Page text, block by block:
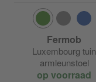
Fermob
Luxembourg tuin
armleunstoel
op voorraad